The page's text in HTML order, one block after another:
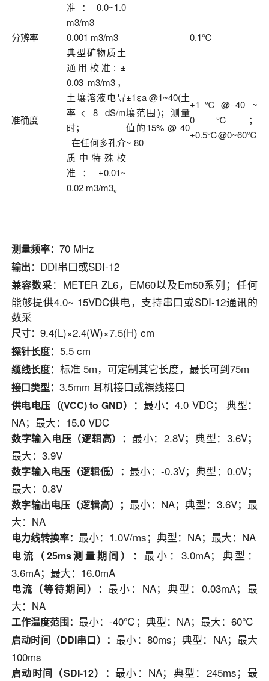
准：0.0~1.0
m3/m3
分辨率
0.001 m3/m3 0.1℃
准确度
典型矿物质土
通用校准: ±
0.03 m3/m3，
土壤溶液电导
率< 8 dS/m
时；
在任何多孔介
质中特殊校
准：±0.01~
0.02 m3/m3。
±1εa @1~40(土
壤范围)；测量
值的15% @ 40
~ 80
±1℃@−40 ~
0℃；
±0.5℃@0~60℃
测量频率： 70 MHz
输出： DDI串口或SDI-12
兼容数采：METER ZL6，EM60以及Em50系列；任何
能够提供4.0~ 15VDC供电，支持串口或SDI-12通讯的
数采
尺寸： 9.4(L)×2.4(W)×7.5(H) cm
探针长度：5.5 cm
缆线长度：标准 5m，可定制其它长度，最长可到75m
接口类型： 3.5mm 耳机接口或裸线接口
供电电压（(VCC) to GND）
：最小：4.0 VDC； 典型：
NA；最大：15.0 VDC
数字输入电压（逻辑高）： 最小：2.8V；典型：3.6V；
最大：3.9V
数字输入电压（逻辑低）：最小：-0.3V；典型：0.0V；
最大：0.8V
数字输出电压（逻辑高）； 最小：NA；典型：3.6V；最
大：NA
电力线转换率： 最小：1.0V/ms；典型：NA；最大：NA
电流（25ms测量期间）：最小：3.0mA；典型：
3.6mA；最大：16.0mA
电流（等待期间）：最小：NA；典型：0.03mA；最
大：NA
工作温度范围： 最小：-40℃；典型：NA；最大：60℃
启动时间（DDI串口）：最小：80ms；典型：NA；最大
100ms
启动时间（SDI-12）： 最小：NA；典型：245ms；最